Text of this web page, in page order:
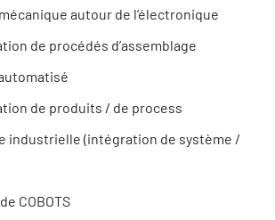
autour de l’électronique
de procédés d’assemblage
de produits / de process
industrielle (intégration de système /
COBOTS